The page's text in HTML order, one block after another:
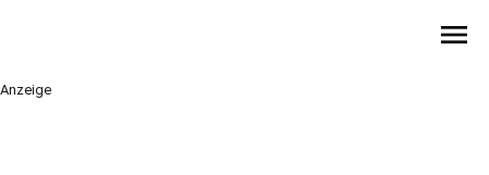
menu
Anzeige